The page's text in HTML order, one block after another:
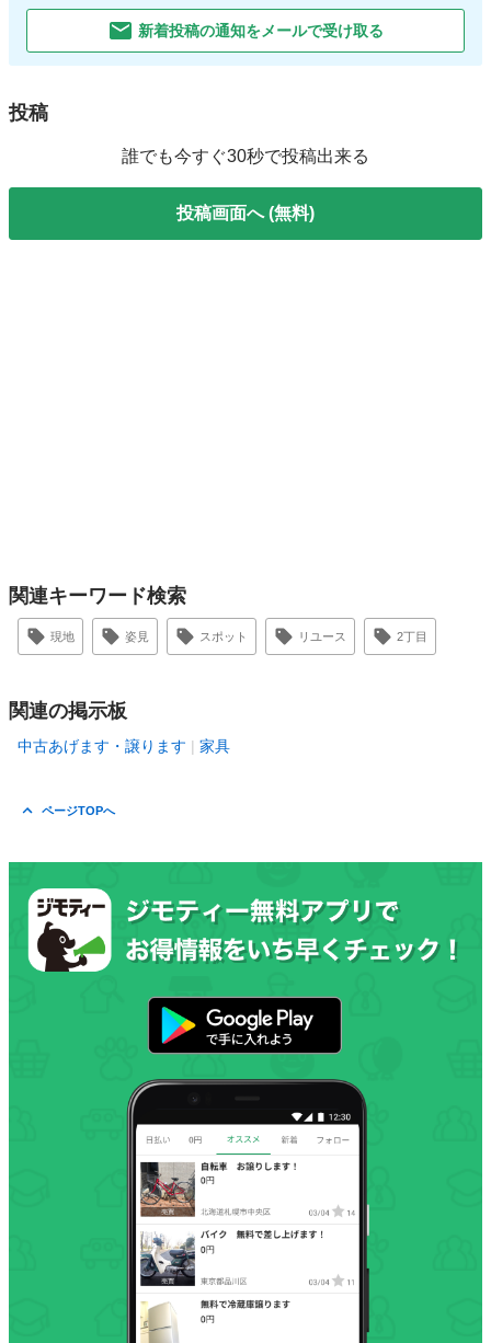
新着投稿の通知をメールで受け取る
投稿
誰でも今すぐ30秒で投稿出来る
投稿画面へ (無料)
関連キーワード検索
現地 姿見 スポット リユース 2丁目
関連の掲示板
中古あげます・譲ります 家具
ページTOPへ